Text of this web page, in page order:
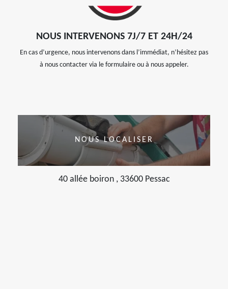
NOUS INTERVENONS 7J/7 ET 24H/24
En cas d’urgence, nous intervenons dans l’immédiat, n’hésitez pas
à nous contacter via le formulaire ou à nous appeler.
NOUS LOCALISER
40 allée boiron , 33600 Pessac